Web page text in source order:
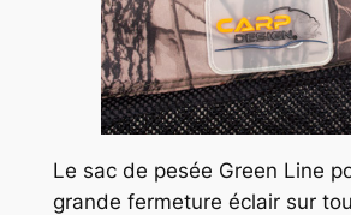
Le sac de pesée Green Line
grande fermeture éclair sur